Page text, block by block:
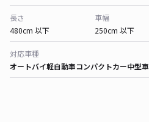
長さ
480cm 以下
車幅
250cm 以下
対応車種
オートバイ軽自動車コンパクトカー中型車